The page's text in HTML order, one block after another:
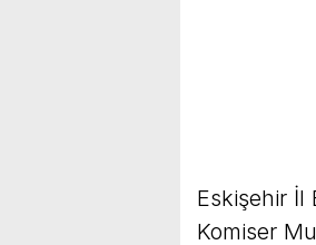
Eskişehir İl
Komiser